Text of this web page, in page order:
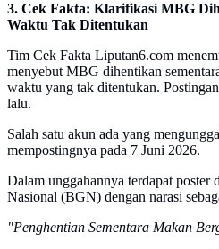
3. Cek Fakta: Klarifikasi MBG
Waktu Tak Ditentukan
Tim Cek Fakta Liputan6.com
menyebut MBG dihentikan
waktu yang tak ditentukan.
lalu.
Salah satu akun ada yang
mempostingnya pada 7 Juni 2026.
Dalam unggahannya terdapat poster
Nasional (BGN) dengan narasi
"Penghentian Sementara Makan